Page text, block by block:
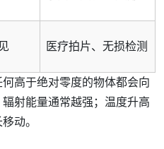
医疗拍片、无损检测
高于绝对零度的物体都会向
射能量通常越强；温度升高
动。